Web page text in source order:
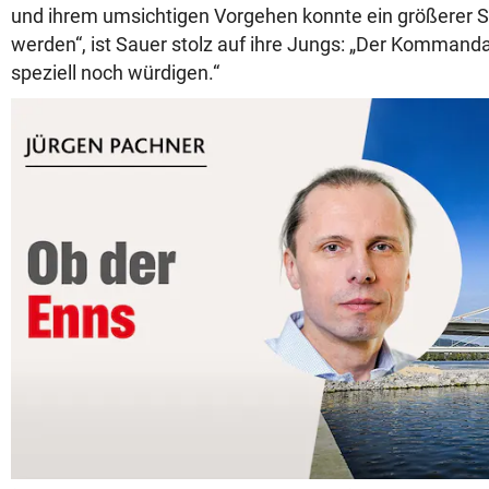
und ihrem umsichtigen Vorgehen konnte ein größerer
werden“, ist Sauer stolz auf ihre Jungs: „Der
speziell noch würdigen.“